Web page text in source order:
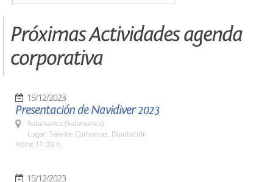
Próximas Actividades agenda
corporativa
15/12/2023
Presentación de Navidiver 2023
Salamanca (Salamanca)
Lugar: Sala de Comarcas. Diputación
Hora: 11:30 h.
15/12/2023